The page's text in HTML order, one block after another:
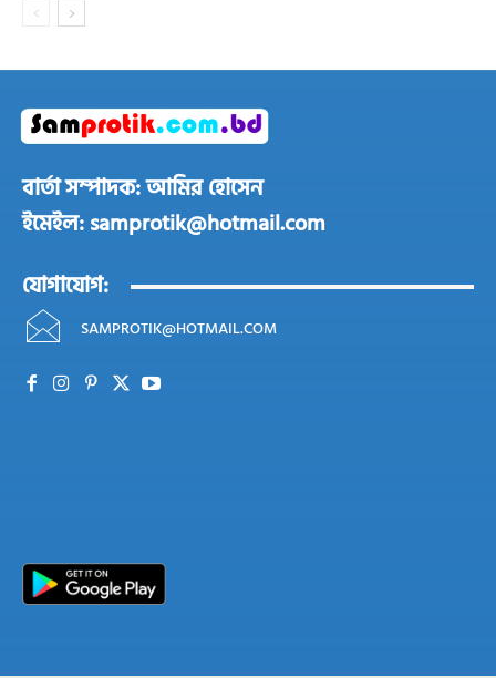
বার্তা সম্পাদক: আমির হোসেন
ইমেইল: samprotik@hotmail.com
যোগাযোগ:
SAMPROTIK@HOTMAIL.COM